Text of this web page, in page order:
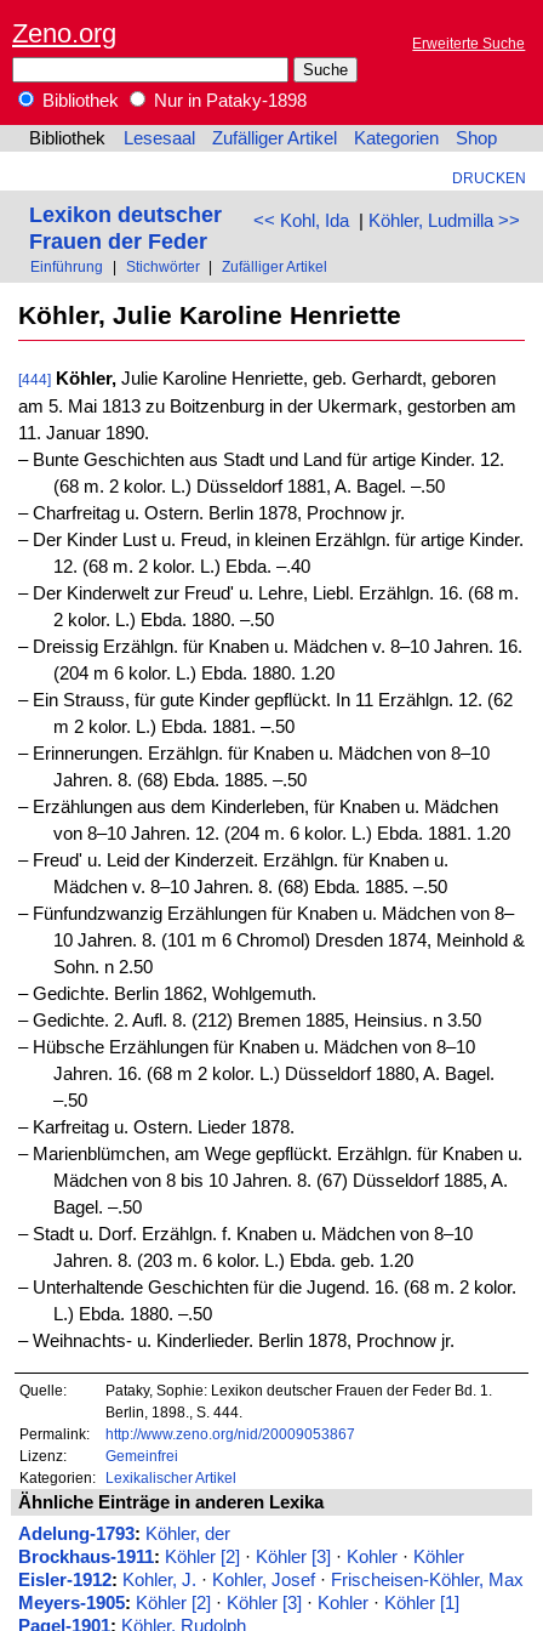
Zeno.org Erweiterte Suche
Bibliothek
Nur in Pataky-1898
Bibliothek
Lesesaal Zufälliger Artikel Kategorien Shop
DRUCKEN
<< Kohl, Ida| Köhler, Ludmilla >>
Lexikon deutscher
Frauen der Feder
Einführung Stichwörter Zufälliger Artikel
Köhler, Julie Karoline Henriette
[444] Köhler,Julie Karoline Henriette, geb. Gerhardt, geboren
am 5. Mai 1813 zu Boitzenburg in der Ukermark, gestorben am
11. Januar 1890.
‒ Bunte Geschichten aus Stadt und Land für artige Kinder. 12.
(68 m. 2 kolor. L.) Düsseldorf 1881, A. Bagel. –.50
‒ Charfreitag u. Ostern. Berlin 1878, Prochnow jr.
‒ Der Kinder Lust u. Freud, in kleinen Erzählgn. für artige Kinder.
12. (68 m. 2 kolor. L.) Ebda. –.40
‒ Der Kinderwelt zur Freud' u. Lehre, Liebl. Erzählgn. 16. (68 m.
2 kolor. L.) Ebda. 1880. –.50
‒ Dreissig Erzählgn. für Knaben u. Mädchen v. 8–10 Jahren. 16.
(204 m 6 kolor. L.) Ebda. 1880. 1.20
‒ Ein Strauss, für gute Kinder gepflückt. In 11 Erzählgn. 12. (62
m 2 kolor. L.) Ebda. 1881. –.50
‒ Erinnerungen. Erzählgn. für Knaben u. Mädchen von 8–10
Jahren. 8. (68) Ebda. 1885. –.50
‒ Erzählungen aus dem Kinderleben, für Knaben u. Mädchen
von 8–10 Jahren. 12. (204 m. 6 kolor. L.) Ebda. 1881. 1.20
‒ Freud' u. Leid der Kinderzeit. Erzählgn. für Knaben u.
Mädchen v. 8–10 Jahren. 8. (68) Ebda. 1885. –.50
‒ Fünfundzwanzig Erzählungen für Knaben u. Mädchen von 8–
10 Jahren. 8. (101 m 6 Chromol) Dresden 1874, Meinhold &
Sohn. n 2.50
‒ Gedichte. Berlin 1862, Wohlgemuth.
‒ Gedichte. 2. Aufl. 8. (212) Bremen 1885, Heinsius. n 3.50
‒ Hübsche Erzählungen für Knaben u. Mädchen von 8–10
Jahren. 16. (68 m 2 kolor. L.) Düsseldorf 1880, A. Bagel.
–.50
‒ Karfreitag u. Ostern. Lieder 1878.
‒ Marienblümchen, am Wege gepflückt. Erzählgn. für Knaben u.
Mädchen von 8 bis 10 Jahren. 8. (67) Düsseldorf 1885, A.
Bagel. –.50
‒ Stadt u. Dorf. Erzählgn. f. Knaben u. Mädchen von 8–10
Jahren. 8. (203 m. 6 kolor. L.) Ebda. geb. 1.20
‒ Unterhaltende Geschichten für die Jugend. 16. (68 m. 2 kolor.
L.) Ebda. 1880. –.50
‒ Weihnachts- u. Kinderlieder. Berlin 1878, Prochnow jr.
Quelle:
Pataky, Sophie: Lexikon deutscher Frauen der Feder Bd. 1.
Berlin, 1898., S. 444.
Permalink:
http://www.zeno.org/nid/20009053867
Lizenz:
Gemeinfrei
Kategorien:
Lexikalischer Artikel
Ähnliche Einträge in anderen Lexika
Adelung-1793: Köhler, der
Brockhaus-1911: Köhler [2] · Köhler [3] · Kohler· Köhler
Eisler-1912: Kohler, J. · Kohler, Josef· Frischeisen-Köhler, Max
Meyers-1905: Köhler [2] · Köhler [3] · Kohler· Köhler [1]
Pagel-1901: Köhler, Rudolph